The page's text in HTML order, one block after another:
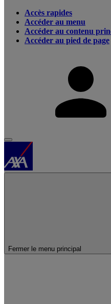
Accès rapides
Accéder au menu
Accéder au contenu
Accéder au pied de page
Fermer le menu principal